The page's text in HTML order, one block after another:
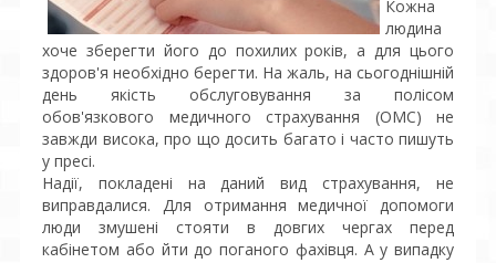
Кожна
людина
хоче зберегти його до похилих років, а для цього
здоров'я необхідно берегти. На жаль, на сьогоднішній
день якість обслуговування за полісом
обов'язкового медичного страхування (ОМС) не
завжди висока, про що досить багато і часто пишуть
у пресі.
Надії, покладені на даний вид страхування, не
виправдалися. Для отримання медичної допомоги
люди змушені стояти в довгих чергах перед
кабінетом або йти до поганого фахівця. А у випадку